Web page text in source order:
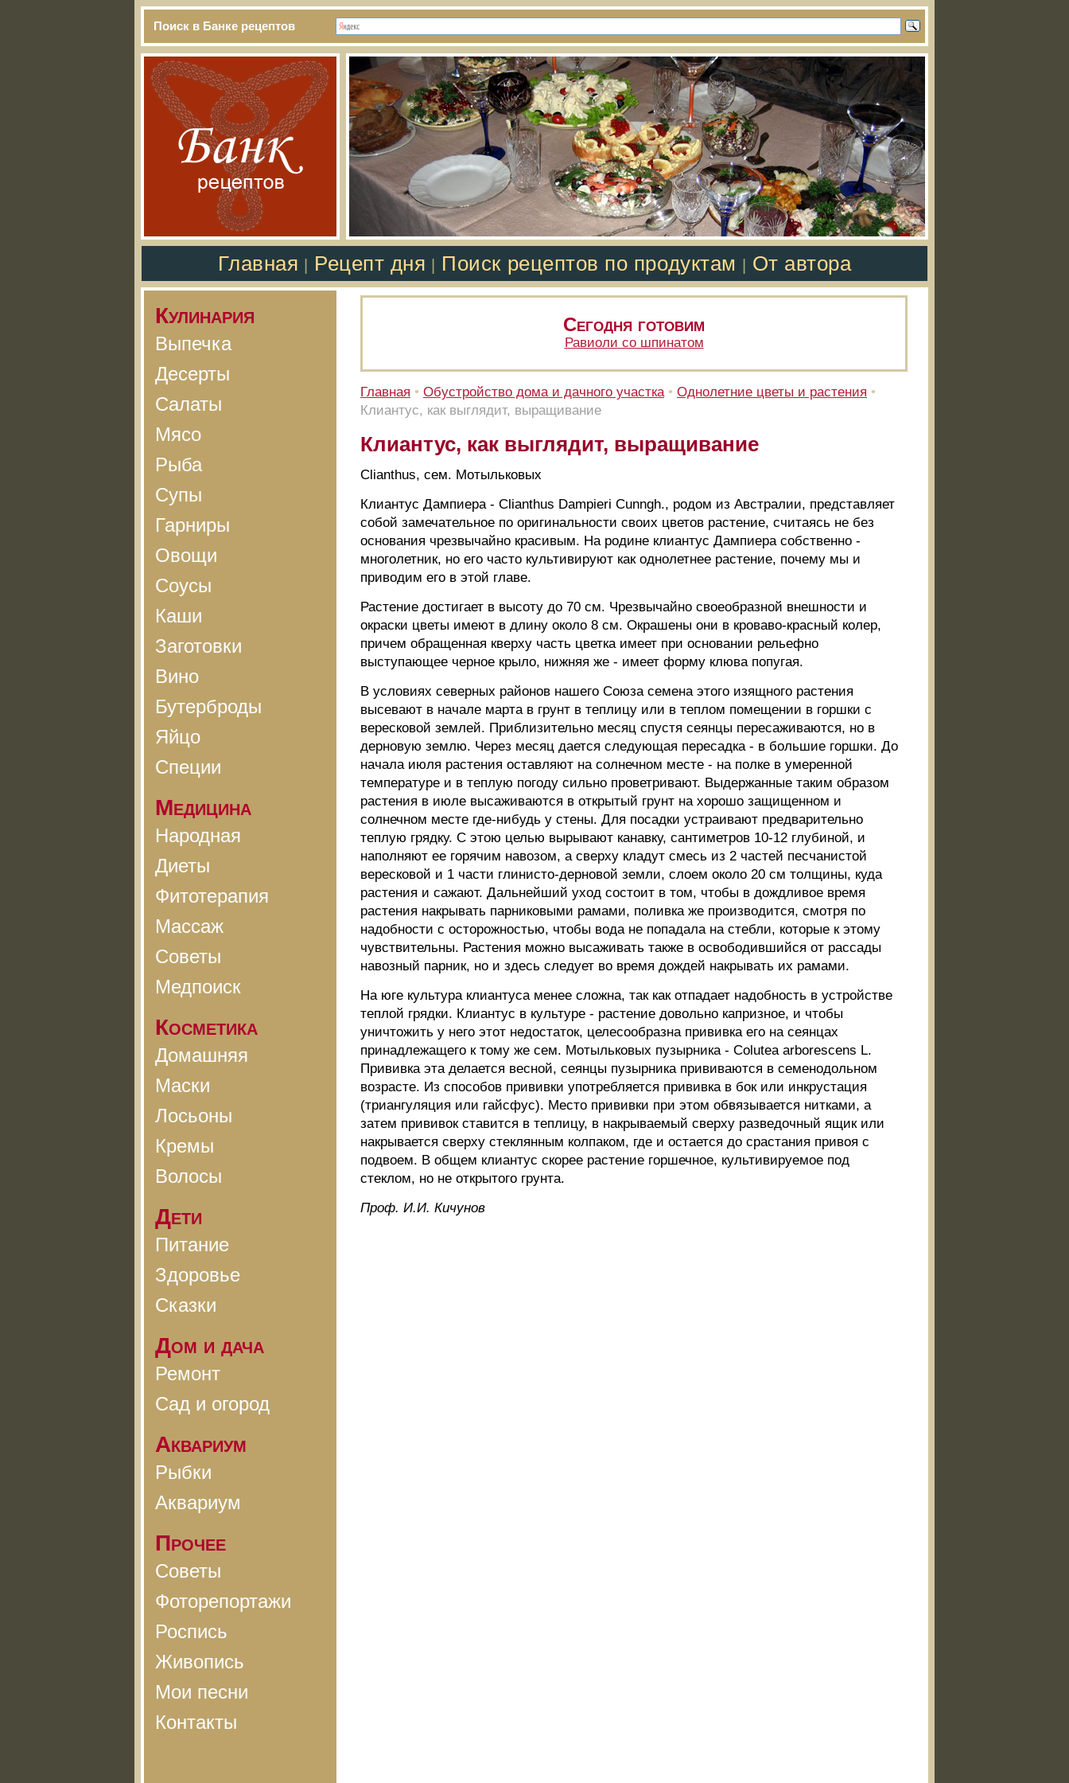
Поиск в Банке рецептов
Главная Рецепт дня Поиск рецептов по продуктам От автора
Кулинария
Выпечка
Десерты
Салаты
Мясо
Рыба
Супы
Гарниры
Овощи
Соусы
Каши
Заготовки
Вино
Бутерброды
Яйцо
Специи
Медицина
Народная
Диеты
Фитотерапия
Массаж
Советы
Медпоиск
Косметика
Домашняя
Маски
Лосьоны
Кремы
Волосы
Дети
Питание
Здоровье
Сказки
Дом и дача
Ремонт
Сад и огород
Аквариум
Рыбки
Аквариум
Прочее
Советы
Фоторепортажи
Роспись
Живопись
Мои песни
Контакты
Сегодня готовим
Равиоли со шпинатом
Главная • Обустройство дома и дачного участка • Однолетние цветы и растения •
Клиантус, как выглядит, выращивание
Клиантус, как выглядит, выращивание
Clianthus, сем. Мотыльковых
Клиантус Дампиера - Clianthus Dampieri Cunngh., родом из Австралии, представляет
собой замечательное по оригинальности своих цветов растение, считаясь не без
основания чрезвычайно красивым. На родине клиантус Дампиера собственно -
многолетник, но его часто культивируют как однолетнее растение, почему мы и
приводим его в этой главе.
Растение достигает в высоту до 70 см. Чрезвычайно своеобразной внешности и
окраски цветы имеют в длину около 8 см. Окрашены они в кроваво-красный колер,
причем обращенная кверху часть цветка имеет при основании рельефно
выступающее черное крыло, нижняя же - имеет форму клюва попугая.
В условиях северных районов нашего Союза семена этого изящного растения
высевают в начале марта в грунт в теплицу или в теплом помещении в горшки с
вересковой землей. Приблизительно месяц спустя сеянцы пересаживаются, но в
дерновую землю. Через месяц дается следующая пересадка - в большие горшки. До
начала июля растения оставляют на солнечном месте - на полке в умеренной
температуре и в теплую погоду сильно проветривают. Выдержанные таким образом
растения в июле высаживаются в открытый грунт на хорошо защищенном и
солнечном месте где-нибудь у стены. Для посадки устраивают предварительно
теплую грядку. С этою целью вырывают канавку, сантиметров 10-12 глубиной, и
наполняют ее горячим навозом, а сверху кладут смесь из 2 частей песчанистой
вересковой и 1 части глинисто-дерновой земли, слоем около 20 см толщины, куда
растения и сажают. Дальнейший уход состоит в том, чтобы в дождливое время
растения накрывать парниковыми рамами, поливка же производится, смотря по
надобности с осторожностью, чтобы вода не попадала на стебли, которые к этому
чувствительны. Растения можно высаживать также в освободившийся от рассады
навозный парник, но и здесь следует во время дождей накрывать их рамами.
На юге культура клиантуса менее сложна, так как отпадает надобность в устройстве
теплой грядки. Клиантус в культуре - растение довольно капризное, и чтобы
уничтожить у него этот недостаток, целесообразна прививка его на сеянцах
принадлежащего к тому же сем. Мотыльковых пузырника - Colutea arborescens L.
Прививка эта делается весной, сеянцы пузырника прививаются в семенодольном
возрасте. Из способов прививки употребляется прививка в бок или инкрустация
(триангуляция или гайсфус). Место прививки при этом обвязывается нитками, а
затем прививок ставится в теплицу, в накрываемый сверху разведочный ящик или
накрывается сверху стеклянным колпаком, где и остается до срастания привоя с
подвоем. В общем клиантус скорее растение горшечное, культивируемое под
стеклом, но не открытого грунта.
Проф. И.И. Кичунов